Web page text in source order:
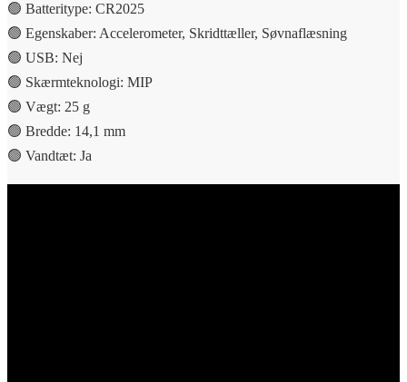
🟢 Batteritype: CR2025
🟢 Egenskaber: Accelerometer, Skridttæller, Søvnaflæsning
🟢 USB: Nej
🟢 Skærmteknologi: MIP
🟢 Vægt: 25 g
🟢 Bredde: 14,1 mm
🟢 Vandtæt: Ja